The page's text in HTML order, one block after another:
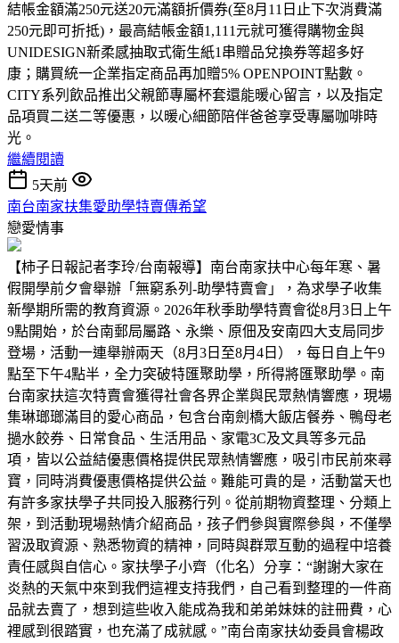
結帳金額滿250元送20元滿額折價券(至8月11日止下次消費滿
250元即可折抵)，最高結帳金額1,111元就可獲得購物金與
UNIDESIGN新柔感抽取式衛生紙1串贈品兌換券等超多好
康；購買統一企業指定商品再加贈5% OPENPOINT點數。
CITY系列飲品推出父親節專屬杯套還能暖心留言，以及指定
品項買二送二等優惠，以暖心細節陪伴爸爸享受專屬咖啡時
光。
繼續閱讀
5天前
南台南家扶集愛助學特賣傳希望
戀愛情事
【柿子日報記者李玲/台南報導】南台南家扶中心每年寒、暑
假開學前夕會舉辦「無窮系列-助學特賣會」，為求學子收集
新學期所需的教育資源。2026年秋季助學特賣會從8月3日上午
9點開始，於台南郵局屬路、永樂、原佃及安南四大支局同步
登場，活動一連舉辦兩天（8月3日至8月4日），每日自上午9
點至下午4點半，全力突破特匯聚助學，所得將匯聚助學。南
台南家扶這次特賣會獲得社會各界企業與民眾熱情響應，現場
集琳瑯瑯滿目的愛心商品，包含台南劍橋大飯店餐券、鴨母老
撾水餃券、日常食品、生活用品、家電3C及文具等多元品
項，皆以公益結優惠價格提供民眾熱情響應，吸引市民前來尋
寶，同時消費優惠價格提供公益。難能可貴的是，活動當天也
有許多家扶學子共同投入服務行列。從前期物資整理、分類上
架，到活動現場熱情介紹商品，孩子們參與實際參與，不僅學
習汲取資源、熟悉物資的精神，同時與群眾互動的過程中培養
責任感與自信心。家扶學子小齊（化名）分享：“謝謝大家在
炎熱的天氣中來到我們這裡支持我們，自己看到整理的一件商
品就去賣了，想到這些收入能成為我和弟弟妹妹的註冊費，心
裡感到很踏實，也充滿了成就感。”南台南家扶幼委員會楊政